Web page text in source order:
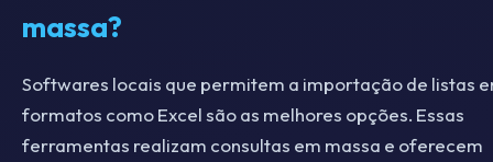
massa?
Softwares locais que permitem a importação de listas
formatos como Excel são as melhores opções. Essas
ferramentas realizam consultas em massa e oferecem